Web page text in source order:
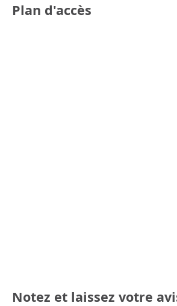
Plan d'accès
Notez et laissez votre